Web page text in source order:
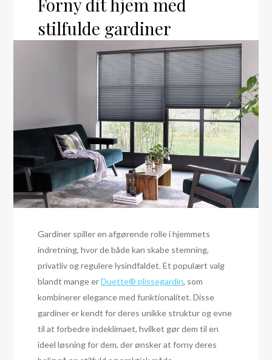
Forny dit hjem med
stilfulde gardiner
Gardiner spiller en afgørende rolle i hjemmets
indretning, hvor de både kan skabe stemning,
privatliv og regulere lysindfaldet. Et populært valg
blandt mange erDuette® plissegardin, som
kombinerer elegance med funktionalitet. Disse
gardiner er kendt for deres unikke struktur og evne
til at forbedre indeklimaet, hvilket gør dem til en
ideel løsning for dem, der ønsker at forny deres